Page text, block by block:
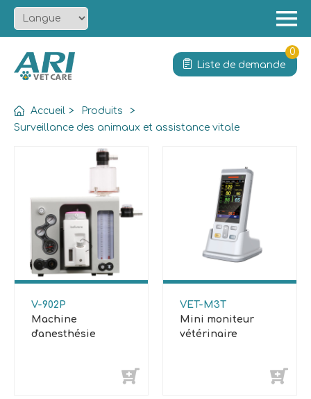
Solution
Services
Contact
Liste de demande
0
Accueil > Produits
>
Surveillance des animaux et assistance vitale
V-902P
Machine
d'anesthésie
VET-M3T
Mini moniteur
vétérinaire